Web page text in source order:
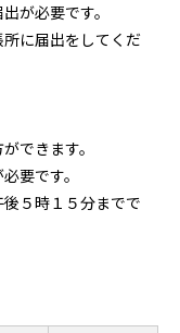
が必要です。
に届出をしてくだ
できます。
要です。
５時１５分までで